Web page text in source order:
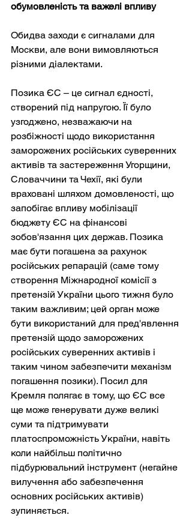
обумовленість та важелі впливу
Обидва заходи є сигналами для
Москви, але вони вимовляються
різними діалектами.
Позика ЄС – це сигнал єдності,
створений під напругою. Її було
узгоджено, незважаючи на
розбіжності щодо використання
заморожених російських суверенних
активів та застереження Угорщини,
Словаччини та Чехії, які були
враховані шляхом домовленості, що
запобігає впливу мобілізації
бюджету ЄС на фінансові
зобов'язання цих держав. Позика
має бути погашена за рахунок
російських репарацій (саме тому
створення Міжнародної комісії з
претензій України цього тижня було
таким важливим; цей орган може
бути використаний для пред'явлення
претензій щодо заморожених
російських суверенних активів і
таким чином забезпечити механізм
погашення позики). Посил для
Кремля полягає в тому, що ЄС все
ще може генерувати дуже великі
суми та підтримувати
платоспроможність України, навіть
коли найбільш політично
підбурювальний інструмент (негайне
вилучення або забезпечення
основних російських активів)
зупиняється.